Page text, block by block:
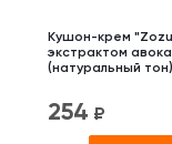
Кушон-крем
экстрактом
(натуральный
254 ₽